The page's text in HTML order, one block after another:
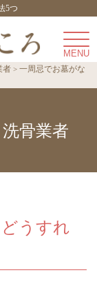
5つ
者
一周忌でお墓がな
骨業者
うすれ